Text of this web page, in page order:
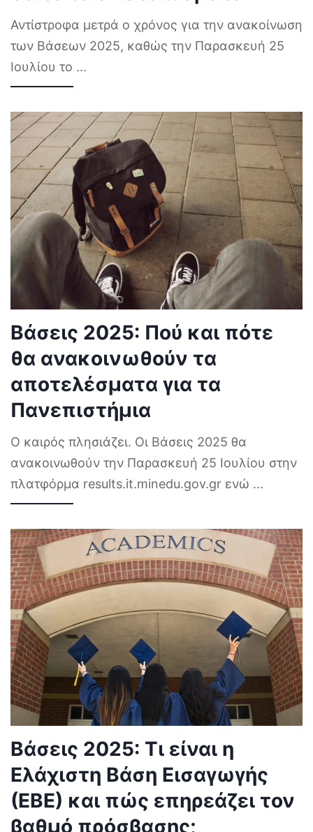
Αντίστροφα μετρά ο χρόνος για την ανακοίνωση
των Βάσεων 2025, καθώς την Παρασκευή 25
Ιουλίου το ...
Βάσεις 2025: Πού και πότε
θα ανακοινωθούν τα
αποτελέσματα για τα
Πανεπιστήμια
Ο καιρός πλησιάζει. Οι Βάσεις 2025 θα
ανακοινωθούν την Παρασκευή 25 Ιουλίου στην
πλατφόρμα results.it.minedu.gov.gr ενώ ...
Βάσεις 2025: Τι είναι η
Ελάχιστη Βάση Εισαγωγής
(ΕΒΕ) και πώς επηρεάζει τον
βαθμό πρόσβασης;